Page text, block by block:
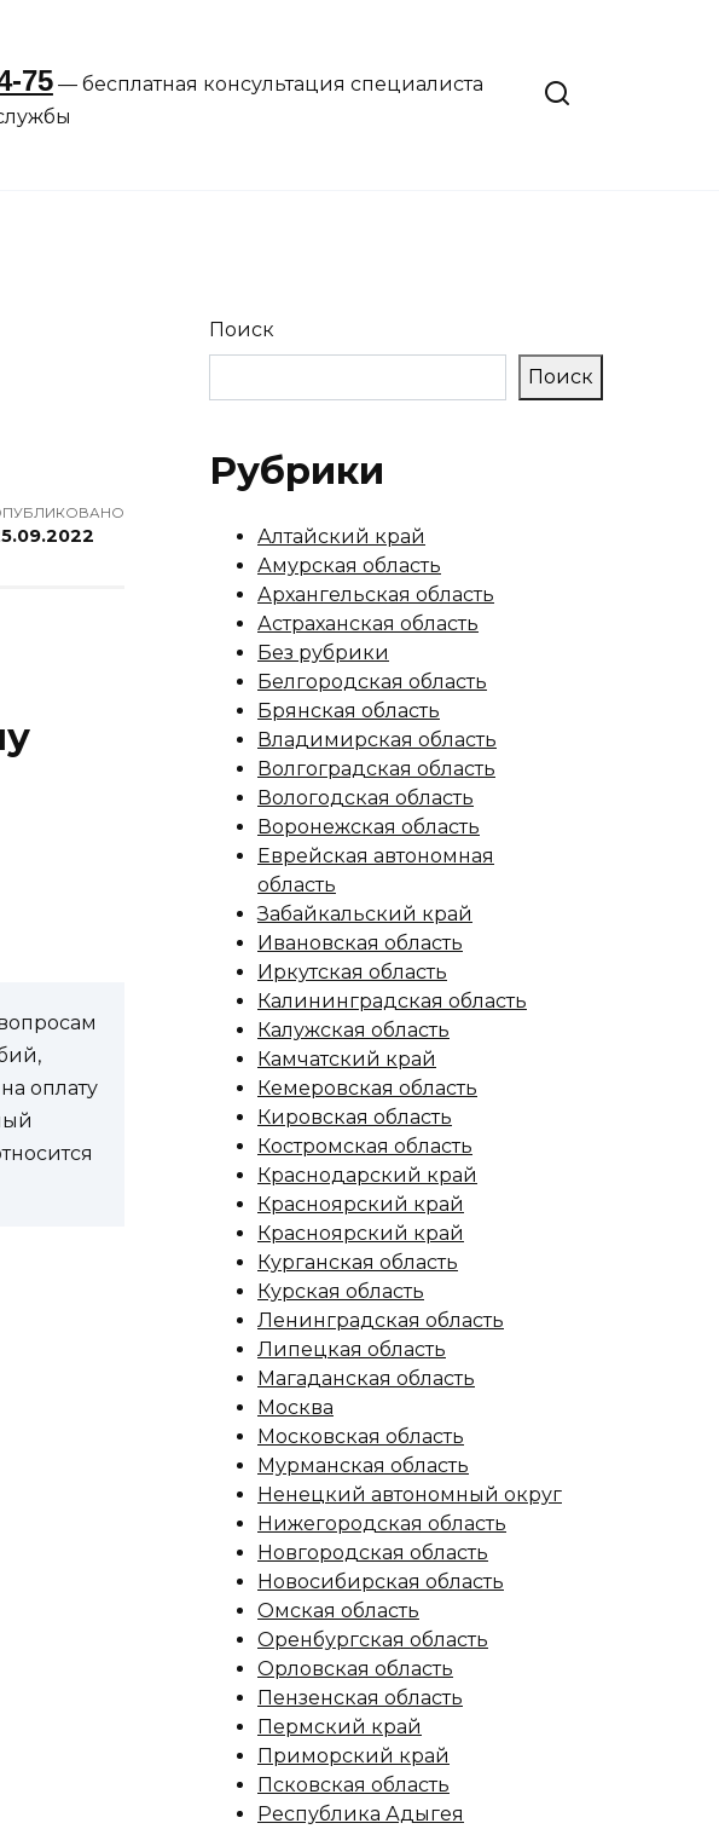
75— бесплатная консультация специалиста
оплату
Поиск
Поиск
Рубрики
Алтайский край
Амурская область
Архангельская область
Астраханская область
Без рубрики
Белгородская область
Брянская область
Владимирская область
Волгоградская область
Вологодская область
Воронежская область
Еврейская автономная
область
Забайкальский край
Ивановская область
Иркутская область
Калининградская область
Калужская область
Камчатский край
Кемеровская область
Кировская область
Костромская область
Краснодарский край
Красноярский край
Красноярский край
Курганская область
Курская область
Ленинградская область
Липецкая область
Магаданская область
Москва
Московская область
Мурманская область
Ненецкий автономный округ
Нижегородская область
Новгородская область
Новосибирская область
Омская область
Оренбургская область
Орловская область
Пензенская область
Пермский край
Приморский край
Псковская область
Республика Адыгея